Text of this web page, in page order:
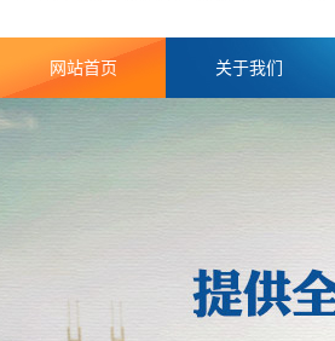
网站首页 关于我们